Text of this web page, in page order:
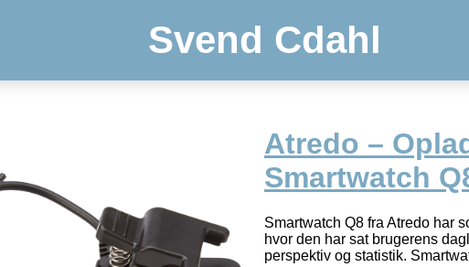
Svend Cdahl
Atredo –
Smartwatch
Smartwatch Q8 fra Atredo har
hvor den har sat brugerens
perspektiv og statistik.